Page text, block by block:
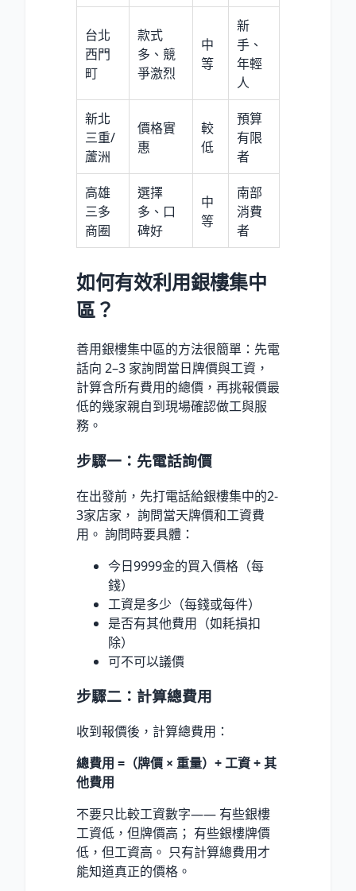
台北
西門
町
款式
多、競
爭激烈
中
等
新
手、
年輕
人
新北
三重/
蘆洲
價格實
惠
較
低
預算
有限
者
高雄
三多
商圈
選擇
多、口
碑好
中
等
南部
消費
者
如何有效利用銀樓集中
區？
善用銀樓集中區的方法很簡單：先電
話向 2–3 家詢問當日牌價與工資，
計算含所有費用的總價，再挑報價最
低的幾家親自到現場確認做工與服
務。
步驟一：先電話詢價
在出發前，先打電話給銀樓集中的2-
3家店家， 詢問當天牌價和工資費
用。 詢問時要具體：
今日9999金的買入價格（每
錢）
工資是多少（每錢或每件）
是否有其他費用（如耗損扣
除）
可不可以議價
步驟二：計算總費用
收到報價後，計算總費用：
總費用 =（牌價 × 重量）+ 工資 + 其
他費用
不要只比較工資數字—— 有些銀樓
工資低，但牌價高； 有些銀樓牌價
低，但工資高。 只有計算總費用才
能知道真正的價格。